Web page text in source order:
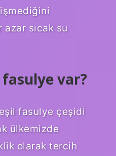
azar sıcak su
var?
fasulye çeşidi
ülkemizde
olarak tercih